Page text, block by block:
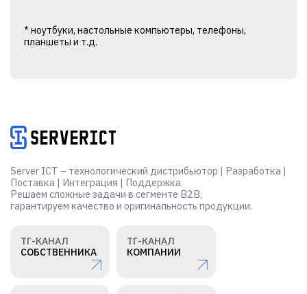
* ноутбуки, настольные компьютеры, телефоны,
планшеты и т.д.
Server ICT – технологический дистрибьютор | Разработка |
Поставка | Интеграция | Поддержка.
Решаем сложные задачи в сегменте B2B,
гарантируем качество и оригинальность продукции.
ТГ-КАНАЛ
СОБСТВЕННИКА
ТГ-КАНАЛ
КОМПАНИИ